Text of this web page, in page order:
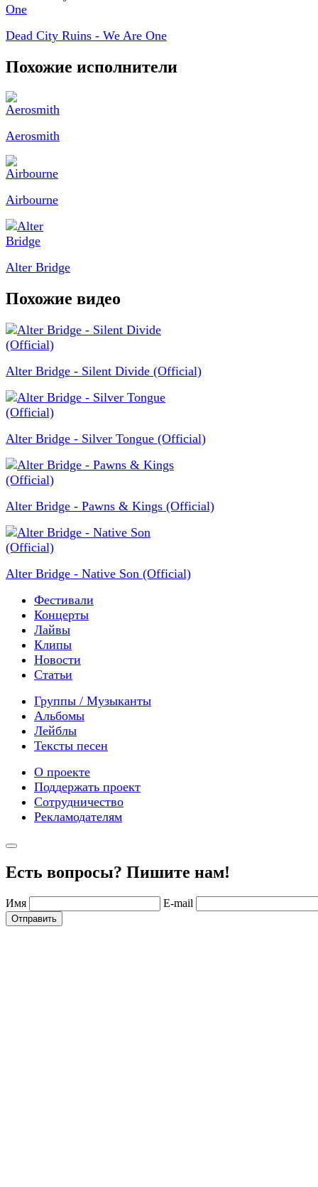
Dead City Ruins - We Are One
Похожие исполнители
Aerosmith
Airbourne
Alter Bridge
Похожие видео
Alter Bridge - Silent Divide (Official)
Alter Bridge - Silver Tongue (Official)
Alter Bridge - Pawns & Kings (Official)
Alter Bridge - Native Son (Official)
Фестивали
Концерты
Лайвы
Клипы
Новости
Статьи
Группы / Музыканты
Альбомы
Лейблы
Тексты песен
О проекте
Поддержать проект
Сотрудничество
Рекламодателям
Есть вопросы? Пишите нам!
Имя E-mail